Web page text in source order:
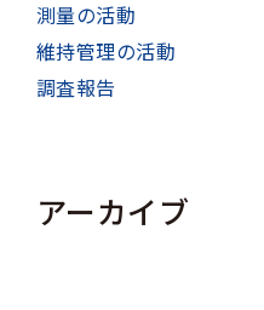
測量の活動
維持管理の活動
調査報告
アーカイブ